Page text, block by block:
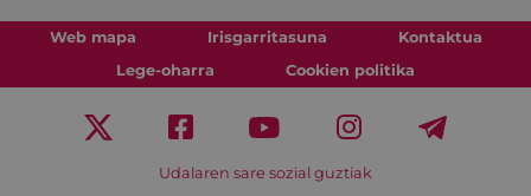
Web mapa Irisgarritasuna
Kontaktua
Lege-oharra
Cookien politika
Udalaren sare sozial guztiak